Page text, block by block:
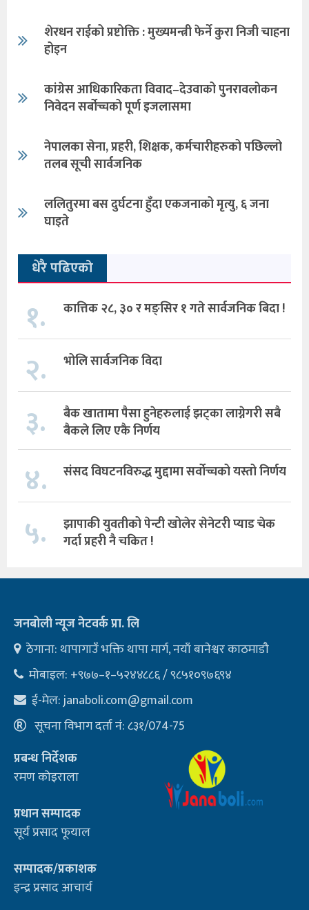
शेरधन राईको प्रष्टोक्ति : मुख्यमन्त्री फेर्ने कुरा निजी चाहना
होइन
कांग्रेस आधिकारिकता विवाद–देउवाको पुनरावलोकन
निवेदन सर्बोच्चको पूर्ण इजलासमा
नेपालका सेना, प्रहरी, शिक्षक, कर्मचारीहरुको पछिल्लो
तलब सूची सार्वजनिक
ललितुरमा बस दुर्घटना हुँदा एकजनाको मृत्यु, ६ जना
घाइते
धेरै पढिएको
१. कात्तिक २८, ३० र मङ्सिर १ गते सार्वजनिक बिदा !
२. भोलि सार्वजनिक विदा
३.
बैक खातामा पैसा हुनेहरुलाई झट्का लाग्नेगरी सबै
बैकले लिए एकै निर्णय
४. संसद विघटनविरुद्ध मुद्दामा सर्वोच्चको यस्तो निर्णय
५.
झापाकी युवतीको पेन्टी खोलेर सेनेटरी प्याड चेक
गर्दा प्रहरी नै चकित !
जनबोली न्यूज नेटवर्क प्रा. लि
ठेगाना: थापागाउँ भक्ति थापा मार्ग, नयाँ बानेश्वर काठमाडौ
मोबाइल: +९७७–१–५२४४८८६ / ९८५१०९७६९४
ई-मेल:janaboli.com@gmail.com
सूचना विभाग दर्ता नं: ८३१/074-75
प्रबन्ध निर्देशक
रमण कोइराला
प्रधान सम्पादक
सूर्य प्रसाद फूयाल
सम्पादक/प्रकाशक
इन्द्र प्रसाद आचार्य